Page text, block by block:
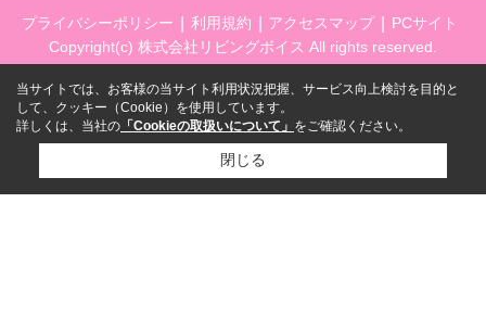
プライバシーポリシー 利用規約 アクセスマップ
PCサイト
Copyright(c) 株式会社リビングボイス All rights reserved.
当サイトでは、お客様の当サイト利用状況把握、サービス向上検討を目的と
して、クッキー（Cookie）を使用しています。
詳しくは、当社の 「Cookieの取扱いについて」 をご確認ください。
閉じる